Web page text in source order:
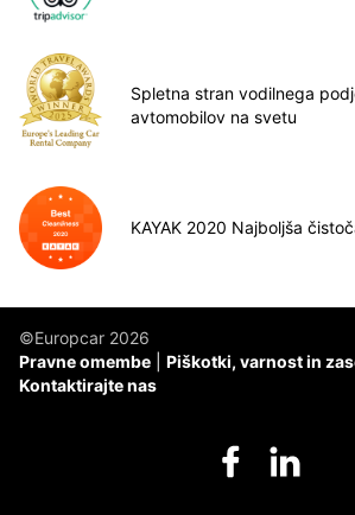
Spletna stran vodilnega
avtomobilov na svetu
KAYAK 2020 Najboljša
©Europcar 2026
Pravne omembe
Piškotki, varnost in
Kontaktirajte nas